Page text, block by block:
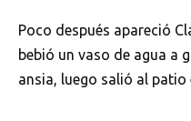
Poco después apareció
bebió un vaso de agua a
ansia, luego salió al patio